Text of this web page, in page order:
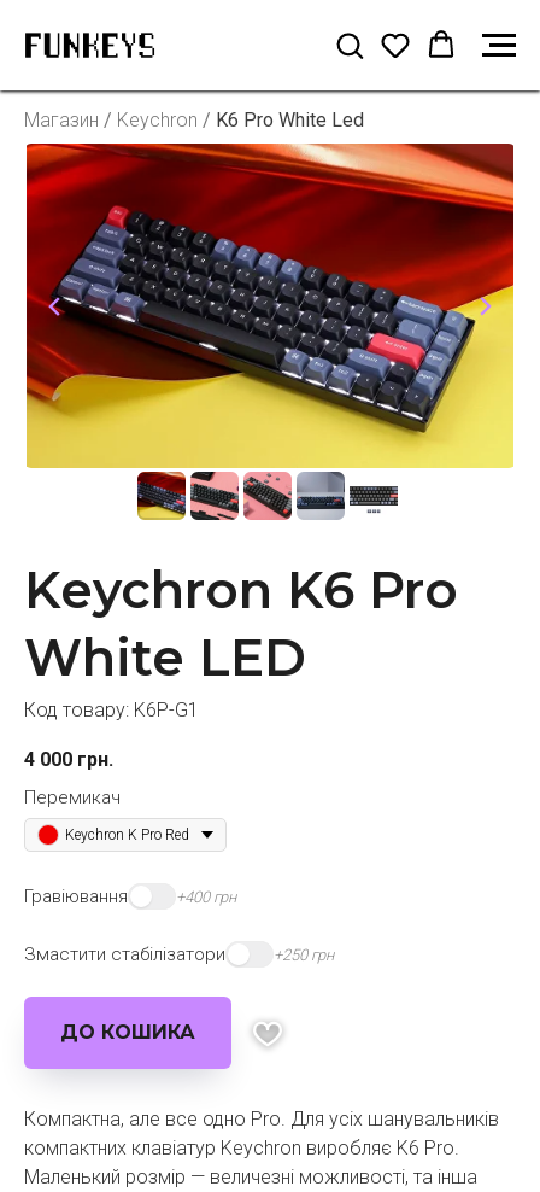
Магазин / Keychron / K6 Pro White Led
Keychron K6 Pro
White LED
Код товару: K6P-G1
4 000 грн.
Перемикач
Keychron K Pro Red
Гравіювання +400 грн
Змастити стабілізатори +250 грн
ДО КОШИКА
Компактна, але все одно Pro. Для усіх шанувальників
компактних клавіатур Keychron виробляє K6 Pro.
Маленький розмір — величезні можливості, та інша